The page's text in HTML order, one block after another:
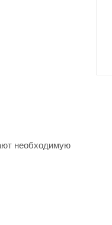
необходимую